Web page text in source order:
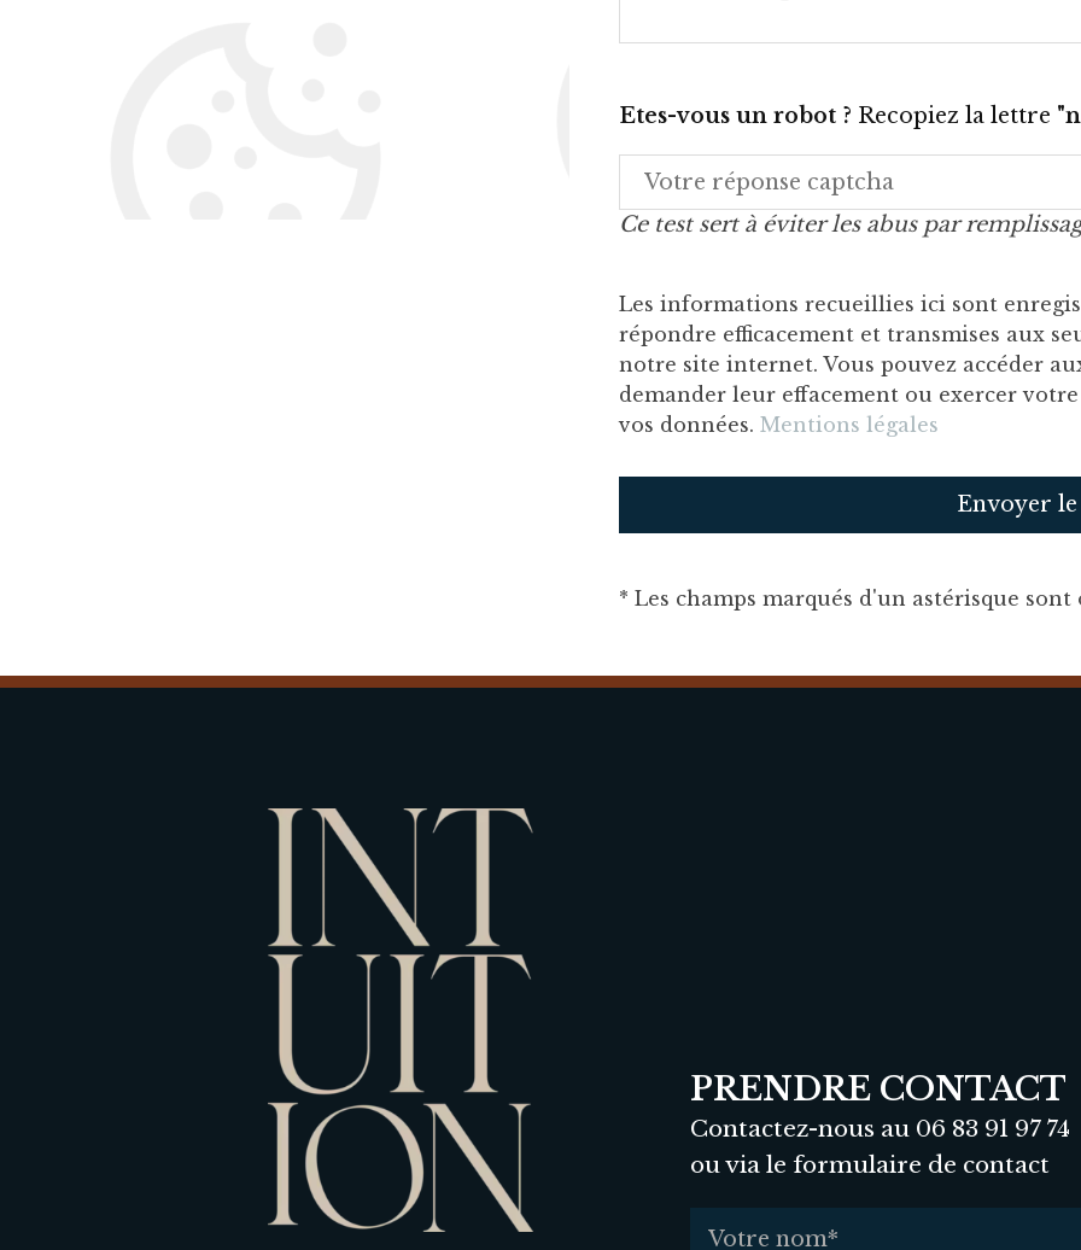
Etes-vous un robot ? Recopiez la lettre
Ce test sert à éviter les abus par
Les informations recueillies ici sont
répondre efficacement et transmises aux
notre site internet. Vous pouvez accéder
demander leur effacement ou exercer
vos données. Mentions légales
* Les champs marqués d'un astérisque sont
PRENDRE CONTACT
Contactez-nous au 06 83 91 97 74
ou via le formulaire de contact